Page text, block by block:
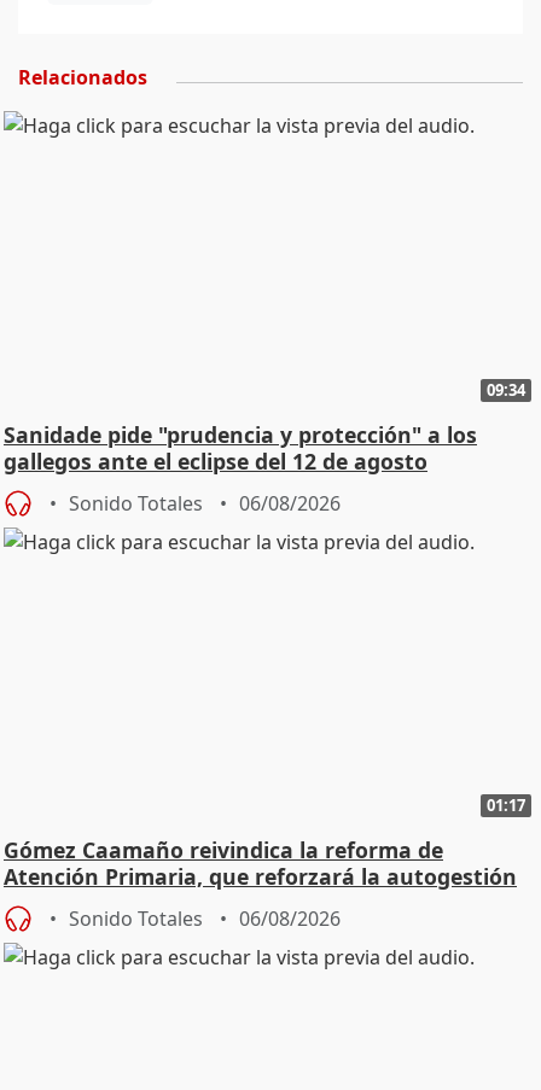
Relacionados
09:34
Sanidade pide "prudencia y protección" a los
gallegos ante el eclipse del 12 de agosto
Sonido Totales 06/08/2026
01:17
Gómez Caamaño reivindica la reforma de
Atención Primaria, que reforzará la autogestión
Sonido Totales 06/08/2026